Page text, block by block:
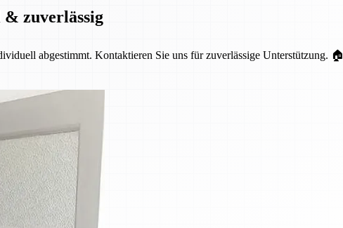
& zuverlässig
abgestimmt. Kontaktieren Sie uns für zuverlässige Unterstützung. 🏠